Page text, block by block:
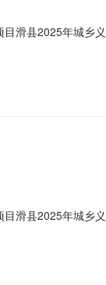
滑县2025年城乡义
资金，项目出资
目。2.2项目投资
滑县2025年城乡
目。2.2项目投资